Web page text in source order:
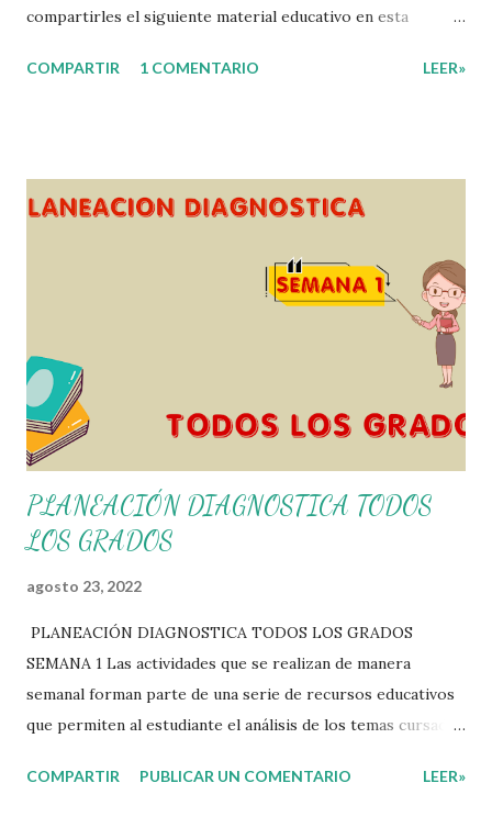
compartirles el siguiente material educativo en esta
Esperando que este material sea de gran utilidad para
agradecemos a los creadores de los diferentes materiales
nosotros solo los compartimos con fines educativos,
didácticos e informativos. ☺️ Obtén documento completo
aquí 👇👇 👇 Ejemplo del Diseño del Programa Analítico
COMPARTIR 1 COMENTARIO LEER»
PLANEACIÓN DIAGNOSTICA TODOS
LOS GRADOS
agosto 23, 2022
PLANEACIÓN DIAGNOSTICA TODOS LOS GRADOS
SEMANA 1 Las actividades que se realizan de manera
semanal forman parte de una serie de recursos educativos
que permiten al estudiante el análisis de los temas cursados
niños podrán relacionar aquellos contenidos que sean de su
COMPARTIR PUBLICAR UN COMENTARIO LEER»